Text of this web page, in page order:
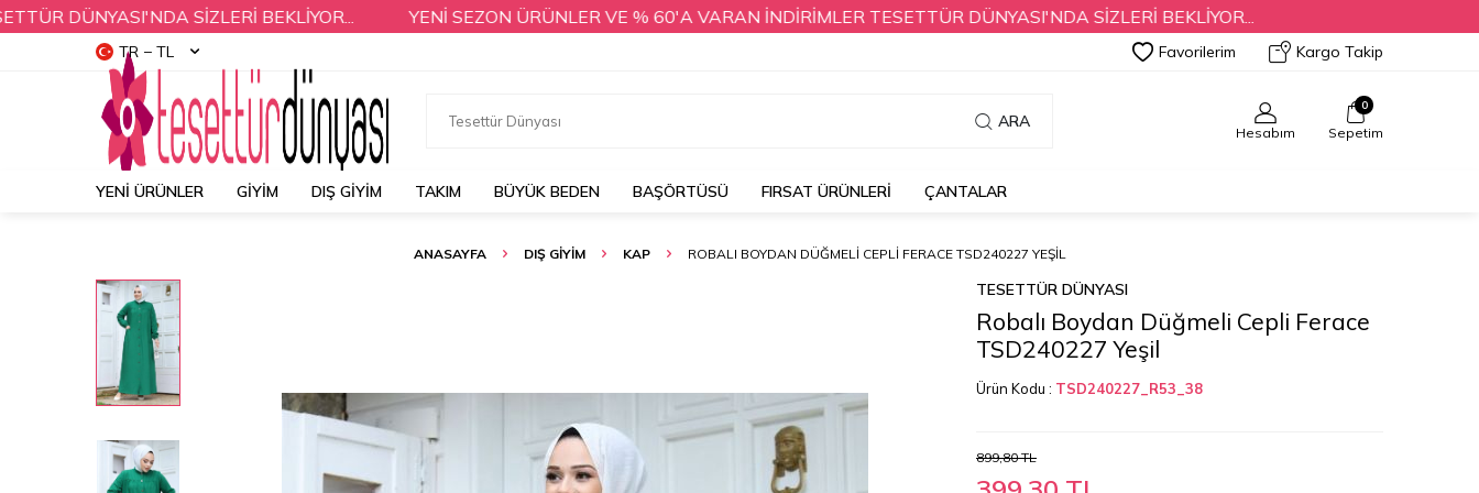
DÜNYASI'NDA SİZLERİ BEKLİYOR... YENİ SEZON ÜRÜNLER VE % 60'A VARAN İNDİRİMLER TESETTÜR DÜNYASI'NDA SİZLERİ BEKLİYOR...
TR − TL Favorilerim Kargo Takip
ARA
Hesabım
0
Sepetim
YENI ÜRÜNLER GİYİM DIŞ GİYİM TAKIM BÜYÜK BEDEN BAŞÖRTÜSÜ FIRSAT ÜRÜNLERİ ÇANTALAR
ANASAYFA DIŞ GİYİM KAP ROBALI BOYDAN DÜĞMELI CEPLI FERACE TSD240227 YEŞIL
TESETTÜR DÜNYASI
Robalı Boydan Düğmeli Cepli Ferace
TSD240227 Yeşil
Ürün Kodu : TSD240227_R53_38
899,80TL